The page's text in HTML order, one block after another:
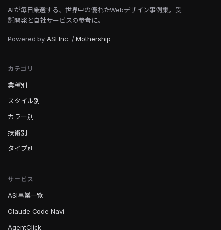
AIが毎日厳選する、世界中の優れたWebデザイン事例集。受
託開発と自社サービスの参考に。
Powered by ASI Inc. / Mothership
カテゴリ
業種別
スタイル別
カラー別
技術別
タイプ別
サービス
ASI事業一覧
Claude Code Navi
AgentClick